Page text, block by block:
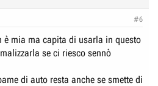
#6
è mia ma capita di usarla in questo
se ci riesco sennò
di auto resta anche se smette di